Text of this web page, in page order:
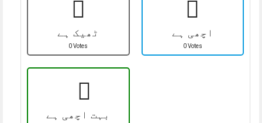
ٹھیک ہے
0 Votes
اچھی ہے
0 Votes
بہت اچھی ہے